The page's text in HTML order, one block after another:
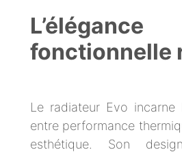
L’élégance
fonctionnelle
Le radiateur Evo incarne
entre performance
esthétique. Son